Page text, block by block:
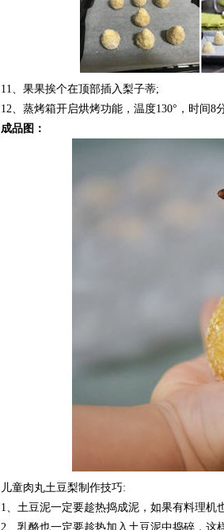
11、果果挨个在顶部插入梨子蒂;
12、蒸烤箱开启烘烤功能，温度130°，时间8
成品图：
儿童肉丸土豆梨制作技巧:
1、土豆泥一定要趁热捣成泥，如果有料理机
2、乳酪也一定要趁热加入土豆泥中捣碎，这